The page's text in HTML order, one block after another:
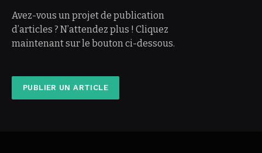
Avez-vous un projet de publication
d’articles ? N’attendez plus ! Cliquez
maintenant sur le bouton ci-dessous.
PUBLIER UN ARTICLE